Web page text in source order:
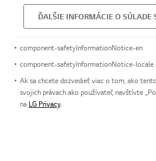
ĎALŠIE INFORMÁCIE O SÚLADE
component-safetyInformationNotice-en
component-safetyInformationNotice-locale
Ak sa chcete dozvedieť viac o tom, ako
svojich právach ako používateľ, navštívte
na LG Privacy.